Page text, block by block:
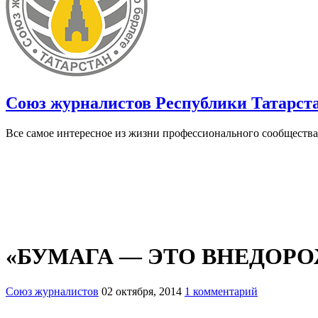
Союз журналистов Республики
Все самое интересное из жизни профессионального сообщества
«БУМАГА — ЭТО
Союз журналистов 02 октября, 2014 1 комментарий